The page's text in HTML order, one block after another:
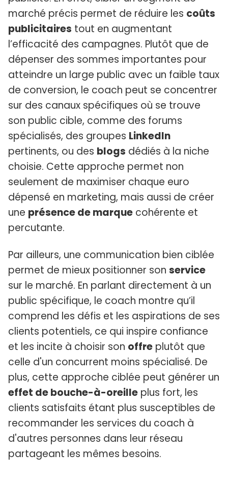
marché précis permet de réduire les coûts
publicitaires tout en augmentant
l’efficacité des campagnes. Plutôt que de
dépenser des sommes importantes pour
atteindre un large public avec un faible taux
de conversion, le coach peut se concentrer
sur des canaux spécifiques où se trouve
son public cible, comme des forums
spécialisés, des groupes LinkedIn
pertinents, ou des blogs dédiés à la niche
choisie. Cette approche permet non
seulement de maximiser chaque euro
dépensé en marketing, mais aussi de créer
une présence de marque cohérente et
percutante.
Par ailleurs, une communication bien ciblée
permet de mieux positionner son service
sur le marché. En parlant directement à un
public spécifique, le coach montre qu’il
comprend les défis et les aspirations de ses
clients potentiels, ce qui inspire confiance
et les incite à choisir son offre plutôt que
celle d'un concurrent moins spécialisé. De
plus, cette approche ciblée peut générer un
effet de bouche-à-oreille plus fort, les
clients satisfaits étant plus susceptibles de
recommander les services du coach à
d'autres personnes dans leur réseau
partageant les mêmes besoins.